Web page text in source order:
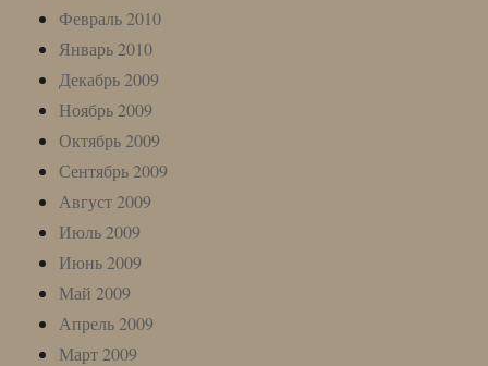
Февраль 2010
Январь 2010
Декабрь 2009
Ноябрь 2009
Октябрь 2009
Сентябрь 2009
Август 2009
Июль 2009
Июнь 2009
Май 2009
Апрель 2009
Март 2009